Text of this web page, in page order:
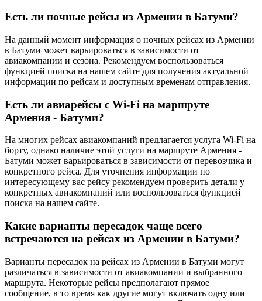
Есть ли ночные рейсы из Армении в Батуми?
На данный момент информация о ночных рейсах из Армении
в Батуми может варьироваться в зависимости от
авиакомпании и сезона. Рекомендуем воспользоваться
функцией поиска на нашем сайте для получения актуальной
информации по рейсам и доступным временам отправления.
Есть ли авиарейсы с Wi-Fi на маршруте
Армения - Батуми?
На многих рейсах авиакомпаний предлагается услуга Wi-Fi на
борту, однако наличие этой услуги на маршруте Армения -
Батуми может варьироваться в зависимости от перевозчика и
конкретного рейса. Для уточнения информации по
интересующему вас рейсу рекомендуем проверить детали у
конкретных авиакомпаний или воспользоваться функцией
поиска на нашем сайте.
Какие варианты пересадок чаще всего
встречаются на рейсах из Армении в Батуми?
Варианты пересадок на рейсах из Армении в Батуми могут
различаться в зависимости от авиакомпании и выбранного
маршрута. Некоторые рейсы предполагают прямое
сообщение, в то время как другие могут включать одну или